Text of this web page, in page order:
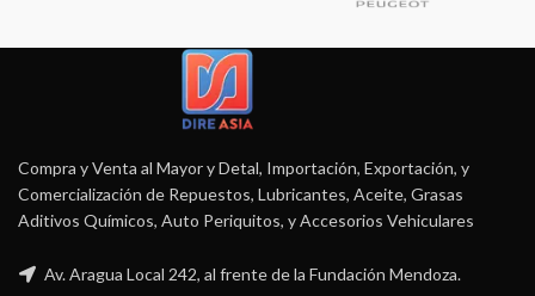
Compra y Venta al Mayor y Detal, Importación, Exportación, y
Comercialización de Repuestos, Lubricantes, Aceite, Grasas
Aditivos Químicos, Auto Periquitos, y Accesorios Vehiculares
Av. Aragua Local 242, al frente de la Fundación Mendoza.